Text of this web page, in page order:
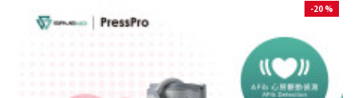
-20 %